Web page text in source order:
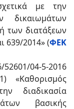
με την
δικαιωμάτων
των διατάξεων
639/2014» (ΦΕΚ
04-5-2016
«Καθορισμός
διαδικασία
βασικής